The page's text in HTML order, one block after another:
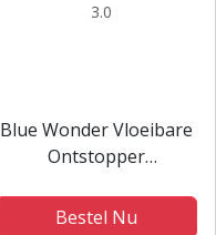
3.0
Blue Wonder Vloeibare
Ontstopper
6x 750 ml
Bestel Nu